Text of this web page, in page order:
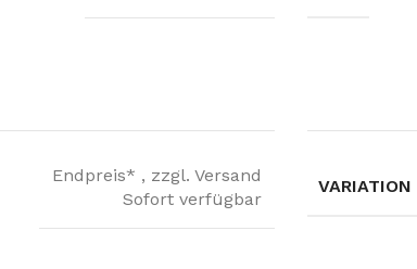
Endpreis* , zzgl. Versand
Sofort verfügbar
VARIATION